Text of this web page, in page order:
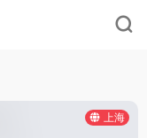
上海